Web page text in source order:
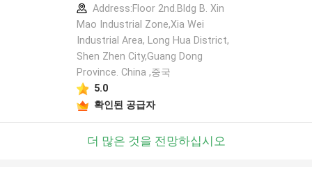
Address:Floor 2nd.Bldg B. Xin
Mao Industrial Zone,Xia Wei
Industrial Area, Long Hua District,
Shen Zhen City,Guang Dong
Province. China ,중국
5.0
확인된 공급자
더 많은 것을 전망하십시오